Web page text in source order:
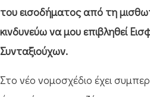
του εισοδήματος από τη
κινδυνεύω να μου επιβληθεί
Συνταξιούχων.
Στο νέο νομοσχέδιο έχει